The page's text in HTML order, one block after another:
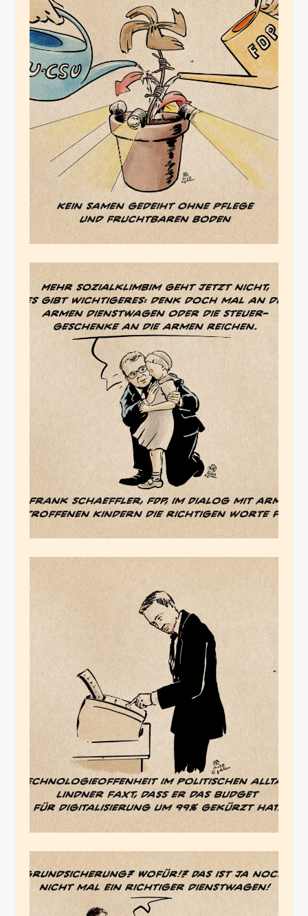
Die Angstkultur
Oktober 9, 2023
Worte und Taten
August 29, 2023
Digitales
Nirwanaland
August 3, 2023